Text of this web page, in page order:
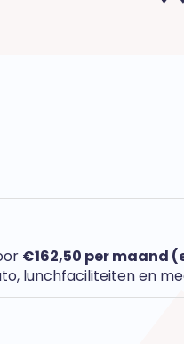
€162,50 per maand
lunchfaciliteiten en